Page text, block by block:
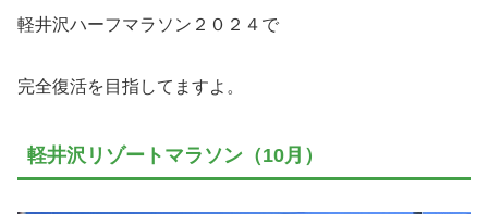
軽井沢ハーフマラソン２０２４で
完全復活を目指してますよ。
軽井沢リゾートマラソン（10月）